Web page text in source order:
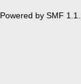
Powered by SMF